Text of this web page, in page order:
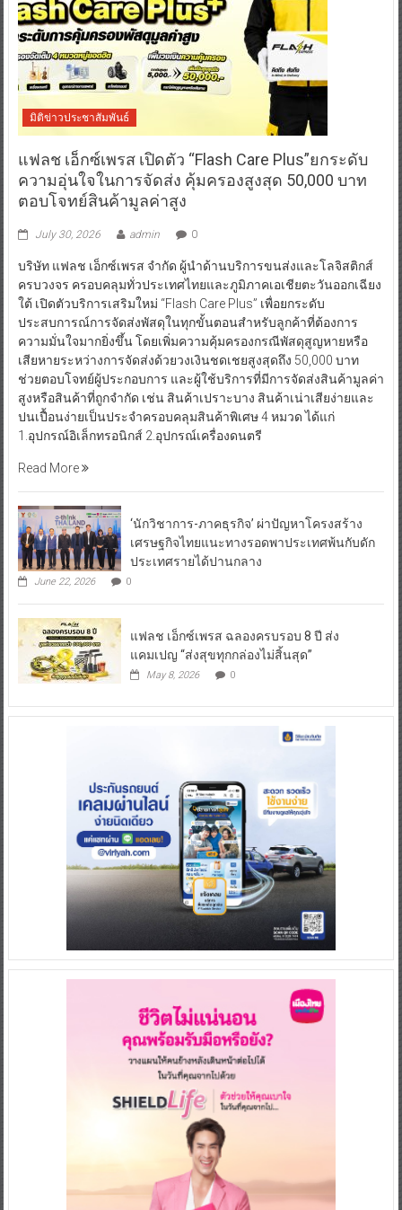
มิติข่าวประชาสัมพันธ์
แฟลช เอ็กซ์เพรส เปิดตัว “Flash Care Plus”ยกระดับ
ความอุ่นใจในการจัดส่ง คุ้มครองสูงสุด 50,000 บาท
ตอบโจทย์สินค้ามูลค่าสูง
July 30, 2026 admin 0
บริษัท แฟลช เอ็กซ์เพรส จำกัด ผู้นำด้านบริการขนส่งและโลจิสติกส์
ครบวงจร ครอบคลุมทั่วประเทศไทยและภูมิภาคเอเชียตะวันออกเฉียง
ใต้ เปิดตัวบริการเสริมใหม่ “Flash Care Plus” เพื่อยกระดับ
ประสบการณ์การจัดส่งพัสดุในทุกขั้นตอนสำหรับลูกค้าที่ต้องการ
ความมั่นใจมากยิ่งขึ้น โดยเพิ่มความคุ้มครองกรณีพัสดุสูญหายหรือ
เสียหายระหว่างการจัดส่งด้วยวงเงินชดเชยสูงสุดถึง 50,000 บาท
ช่วยตอบโจทย์ผู้ประกอบการ และผู้ใช้บริการที่มีการจัดส่งสินค้ามูลค่า
สูงหรือสินค้าที่ถูกจำกัด เช่น สินค้าเปราะบาง สินค้าเน่าเสียง่ายและ
ปนเปื้อนง่ายเป็นประจำครอบคลุมสินค้าพิเศษ 4 หมวด ได้แก่
1.อุปกรณ์อิเล็กทรอนิกส์ 2.อุปกรณ์เครื่องดนตรี
Read More
‘นักวิชาการ-ภาคธุรกิจ’ ผ่าปัญหาโครงสร้าง
เศรษฐกิจไทยแนะทางรอดพาประเทศพ้นกับดัก
ประเทศรายได้ปานกลาง
June 22, 2026 0
แฟลช เอ็กซ์เพรส ฉลองครบรอบ 8 ปี ส่ง
แคมเปญ “ส่งสุขทุกกล่องไม่สิ้นสุด”
May 8, 2026 0